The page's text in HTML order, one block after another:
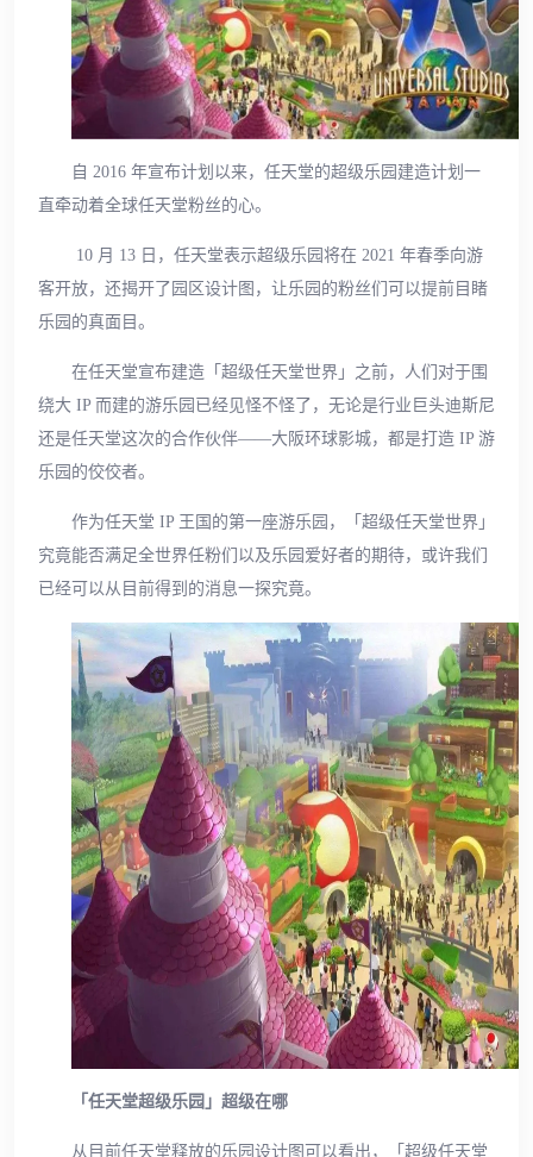
自 2016 年宣布计划以来，任天堂的超级乐园建造计划一
直牵动着全球任天堂粉丝的心。
10 月 13 日，任天堂表示超级乐园将在 2021 年春季向游
客开放，还揭开了园区设计图，让乐园的粉丝们可以提前目睹
乐园的真面目。
在任天堂宣布建造「超级任天堂世界」之前，人们对于围
绕大 IP 而建的游乐园已经见怪不怪了，无论是行业巨头迪斯尼
还是任天堂这次的合作伙伴——大阪环球影城，都是打造 IP 游
乐园的佼佼者。
作为任天堂 IP 王国的第一座游乐园，「超级任天堂世界」
究竟能否满足全世界任粉们以及乐园爱好者的期待，或许我们
已经可以从目前得到的消息一探究竟。
「任天堂超级乐园」超级在哪
从目前任天堂释放的乐园设计图可以看出，「超级任天堂